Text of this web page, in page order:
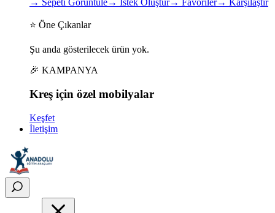
→ Sepeti Görüntüle→ İstek Oluştur→ Favoriler→ Karşılaştır
⭐ Öne Çıkanlar
Şu anda gösterilecek ürün yok.
🎉 KAMPANYA
Kreş için özel mobilyalar
Keşfet
İletişim